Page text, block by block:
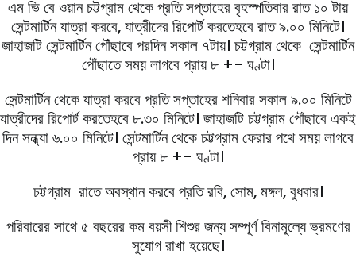
এম ভি বে ওয়ান চট্টগ্রাম থেকে প্রতি সপ্তাহের বৃহস্পতিবার রাত ১০ টায়
সেন্টমার্টিন যাত্রা করবে, যাত্রীদের রিপোর্ট করতেহবে রাত ৯.০০ মিনিটে।
জাহাজটি সেন্টমার্টিন পৌঁছাবে পরদিন সকাল ৭টায়। চট্টগ্রাম থেকে সেন্টমার্টিন
পৌঁছাতে সময় লাগবে প্রায় ৮ +- ঘণ্টা।
সেন্টমার্টিন থেকে যাত্রা করবে প্রতি সপ্তাহের শনিবার সকাল ৯.০০ মিনিটে
যাত্রীদের রিপোর্ট করতেহবে ৮.৩০ মিনিটে। জাহাজটি চট্টগ্রাম পৌঁছাবে একই
দিন সন্ধ্যা ৬.০০ মিনিটে। সেন্টমার্টিন থেকে চট্টগ্রাম ফেরার পথে সময় লাগবে
প্রায় ৮ +- ঘণ্টা।
চট্টগ্রাম রাতে অবস্থান করবে প্রতি রবি, সােম, মঙ্গল, বুধবার।
পরিবারের সাথে ৫ বছরের কম বয়সী শিশুর জন্য সম্পূর্ণ বিনামূল্যে ভ্রমণের
সুযোগ রাখা হয়েছে।